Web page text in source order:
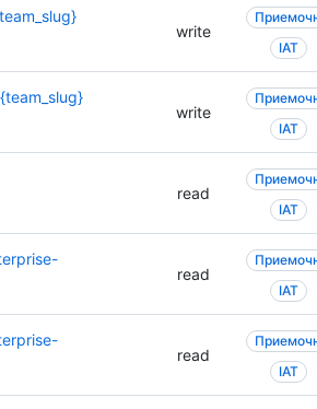
write
IAT
write
IAT
read
IAT
read
IAT
read
IAT